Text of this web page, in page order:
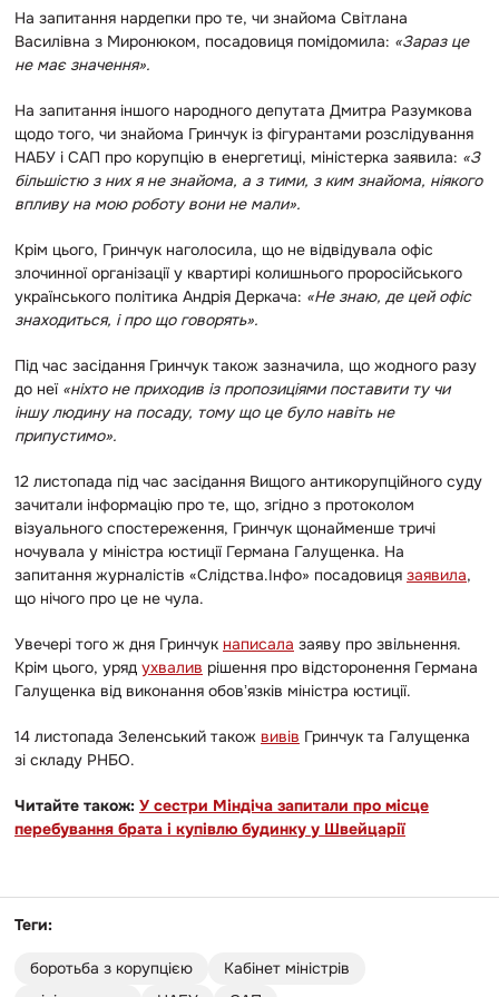
На запитання нардепки про те, чи знайома Світлана
Василівна з Миронюком, посадовиця помідомила: «Зараз це
не має значення».
На запитання іншого народного депутата Дмитра Разумкова
щодо того, чи знайома Гринчук із фігурантами розслідування
НАБУ і САП про корупцію в енергетиці, міністерка заявила: «З
більшістю з них я не знайома, а з тими, з ким знайома, ніякого
впливу на мою роботу вони не мали».
Крім цього, Гринчук наголосила, що не відвідувала офіс
злочинної організації у квартирі колишнього проросійського
українського політика Андрія Деркача: «Не знаю, де цей офіс
знаходиться, і про що говорять».
Під час засідання Гринчук також зазначила, що жодного разу
до неї «ніхто не приходив із пропозиціями поставити ту чи
іншу людину на посаду, тому що це було навіть не
припустимо».
12 листопада під час засідання Вищого антикорупційного суду
зачитали інформацію про те, що, згідно з протоколом
візуального спостереження, Гринчук щонайменше тричі
ночувала у міністра юстиції Германа Галущенка. На
запитання журналістів «Слідства.Інфо» посадовиця заявила,
що нічого про це не чула.
Увечері того ж дня Гринчук написала заяву про звільнення.
Крім цього, уряд ухвалив рішення про відсторонення Германа
Галущенка від виконання обовʼязків міністра юстиції.
14 листопада Зеленський також вивів Гринчук та Галущенка
зі складу РНБО.
Читайте також: У сестри Міндіча запитали про місце
перебування брата і купівлю будинку у Швейцарії
Теги:
боротьба з корупцією
Кабінет міністрів